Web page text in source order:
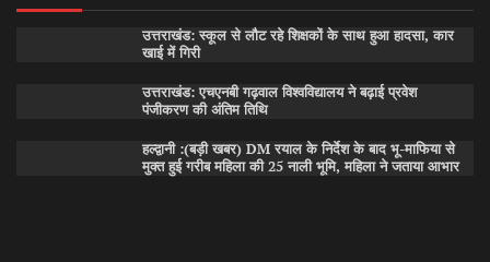
उत्तराखंड: स्कूल से लौट रहे शिक्षकों के साथ हुआ हादसा, कार
खाई में गिरी
उत्तराखंड: एचएनबी गढ़वाल विश्वविद्यालय ने बढ़ाई प्रवेश
पंजीकरण की अंतिम तिथि
हल्द्वानी :(बड़ी खबर) DM रयाल के निर्देश के बाद भू-माफिया से
मुक्त हुई गरीब महिला की 25 नाली भूमि, महिला ने जताया आभार